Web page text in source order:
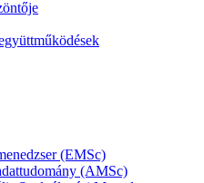
(EMSc)
(AMSc)